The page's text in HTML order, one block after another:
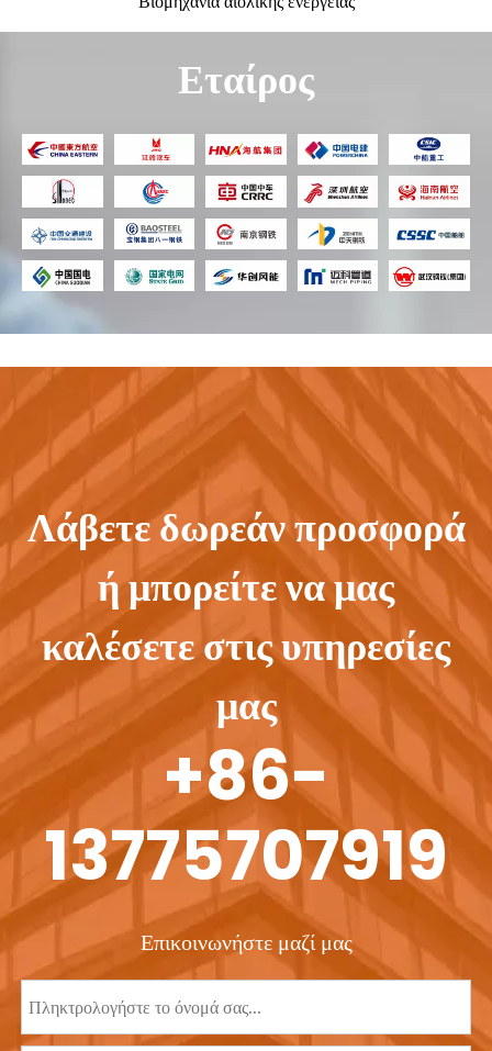
Εταίρος
Λάβετε δωρεάν προσφορά
ή μπορείτε να μας
καλέσετε στις υπηρεσίες
μας
+86-
13775707919
Επικοινωνήστε μαζί μας